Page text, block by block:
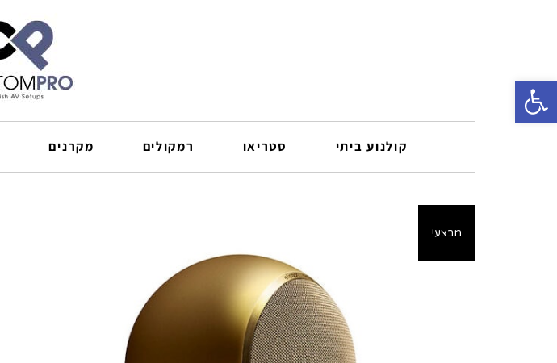
קולנוע ביתי סטריאו רמקולים מקרנים
מבצע!
פתח סרגל נגישות